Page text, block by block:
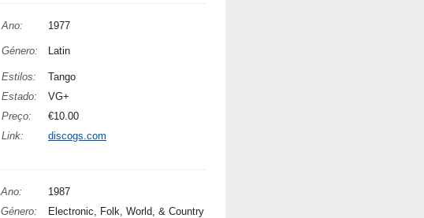
Ano: 1977
Género: Latin
Estilos:
Tango
Estado:
VG+
Preço:
€10.00
Link:
discogs.com
Ano:
1987
Género: Electronic, Folk, World, & Country